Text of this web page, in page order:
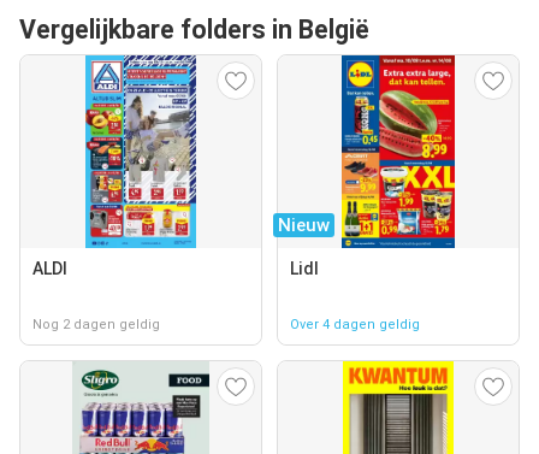
Vergelijkbare folders in België
ALDI
Nog 2 dagen geldig
Nieuw
Lidl
Over 4 dagen geldig